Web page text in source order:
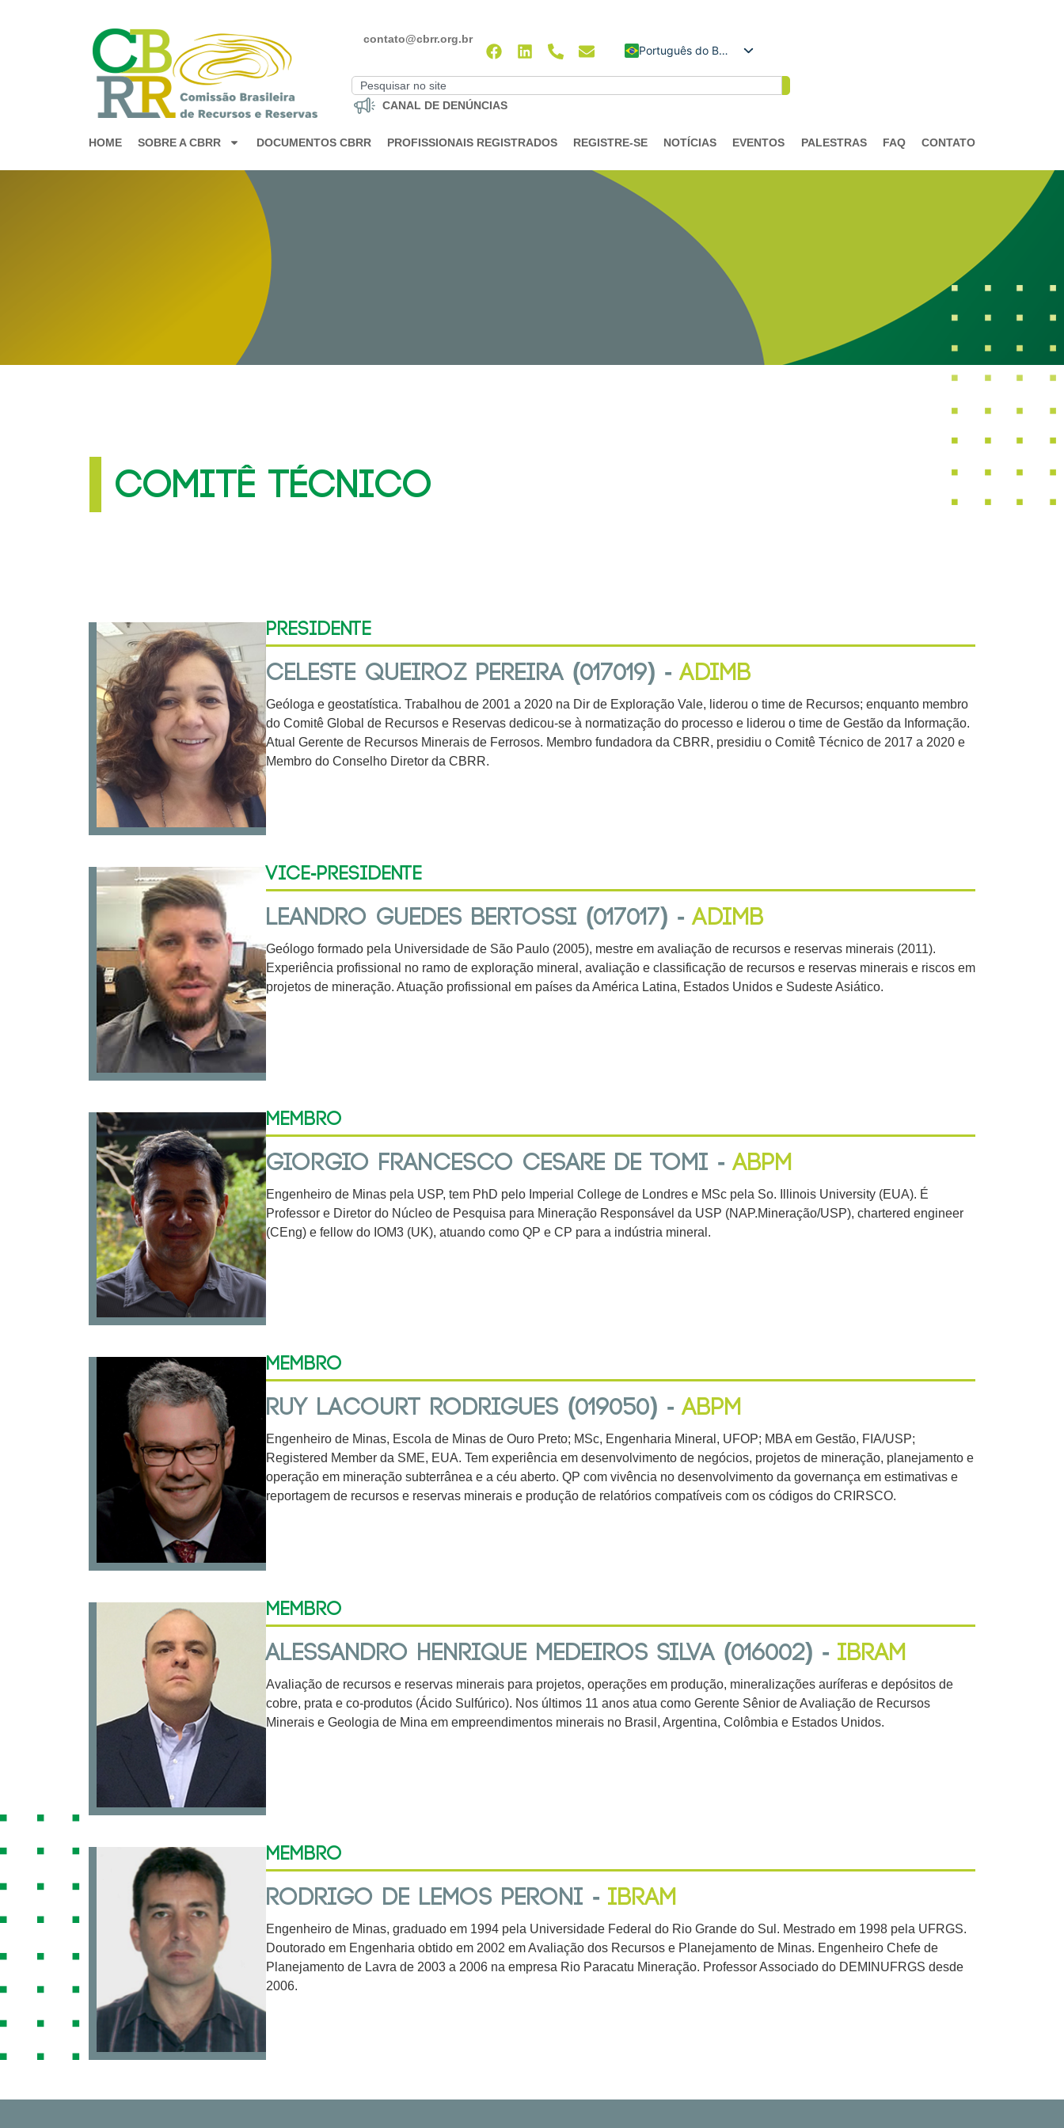
contato@cbrr.org.br
Português do Brasil
English
CANAL DE DENÚNCIAS
HOME SOBRE A CBRR DOCUMENTOS CBRR PROFISSIONAIS REGISTRADOS REGISTRE-SE NOTÍCIAS EVENTOS PALESTRAS FAQ CONTATO
COMITÊ TÉCNICO
Presidente
CELESTE QUEIROZ PEREIRA (017019) - ADIMB
Geóloga e geostatística. Trabalhou de 2001 a 2020 na Dir de Exploração Vale, liderou o time de Recursos; enquanto membro
do Comitê Global de Recursos e Reservas dedicou-se à normatização do processo e liderou o time de Gestão da Informação.
Atual Gerente de Recursos Minerais de Ferrosos. Membro fundadora da CBRR, presidiu o Comitê Técnico de 2017 a 2020 e
Membro do Conselho Diretor da CBRR.
Vice-Presidente
LEANDRO GUEDES BERTOSSI (017017) - ADIMB
Geólogo formado pela Universidade de São Paulo (2005), mestre em avaliação de recursos e reservas minerais (2011).
Experiência profissional no ramo de exploração mineral, avaliação e classificação de recursos e reservas minerais e riscos em
projetos de mineração. Atuação profissional em países da América Latina, Estados Unidos e Sudeste Asiático.
Membro
GIORGIO FRANCESCO CESARE DE TOMI - ABPM
Engenheiro de Minas pela USP, tem PhD pelo Imperial College de Londres e MSc pela So. Illinois University (EUA). É
Professor e Diretor do Núcleo de Pesquisa para Mineração Responsável da USP (NAP.Mineração/USP), chartered engineer
(CEng) e fellow do IOM3 (UK), atuando como QP e CP para a indústria mineral.
Membro
RUY LACOURT RODRIGUES (019050) - ABPM
Engenheiro de Minas, Escola de Minas de Ouro Preto; MSc, Engenharia Mineral, UFOP; MBA em Gestão, FIA/USP;
Registered Member da SME, EUA. Tem experiência em desenvolvimento de negócios, projetos de mineração, planejamento e
operação em mineração subterrânea e a céu aberto. QP com vivência no desenvolvimento da governança em estimativas e
reportagem de recursos e reservas minerais e produção de relatórios compatíveis com os códigos do CRIRSCO.
Membro
ALESSANDRO HENRIQUE MEDEIROS SILVA (016002) - IBRAM
Avaliação de recursos e reservas minerais para projetos, operações em produção, mineralizações auríferas e depósitos de
cobre, prata e co-produtos (Ácido Sulfúrico). Nos últimos 11 anos atua como Gerente Sênior de Avaliação de Recursos
Minerais e Geologia de Mina em empreendimentos minerais no Brasil, Argentina, Colômbia e Estados Unidos.
Membro
RODRIGO DE LEMOS PERONI - IBRAM
Engenheiro de Minas, graduado em 1994 pela Universidade Federal do Rio Grande do Sul. Mestrado em 1998 pela UFRGS.
Doutorado em Engenharia obtido em 2002 em Avaliação dos Recursos e Planejamento de Minas. Engenheiro Chefe de
Planejamento de Lavra de 2003 a 2006 na empresa Rio Paracatu Mineração. Professor Associado do DEMINUFRGS desde
2006.